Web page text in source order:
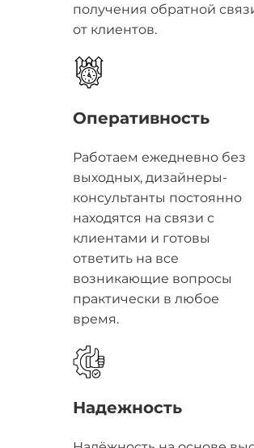
получения обратной
от клиентов.
Оперативность
Работаем ежедневно без
выходных, дизайнеры-
консультанты постоянно
находятся на связи с
клиентами и готовы
ответить на все
возникающие вопросы
практически в любое
время.
Надежность